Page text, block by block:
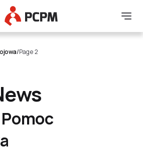
Main Logo
/Page 2